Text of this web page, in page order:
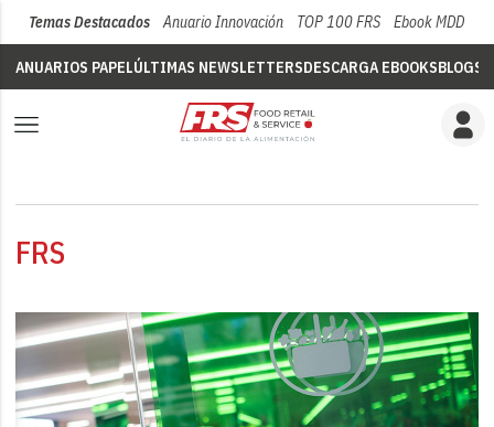
Temas Destacados Anuario Innovación TOP 100 FRS Ebook MDD
ANUARIOS PAPELÚLTIMAS NEWSLETTERSDESCARGA EBOOKSBLOGS
FRS